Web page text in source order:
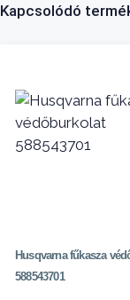
Kapcsolódó
Husqvarna fűkasza
588543701